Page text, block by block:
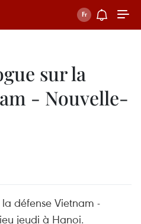
sur la
- Nouvelle-
défense Vietnam -
jeudi à Hanoi.